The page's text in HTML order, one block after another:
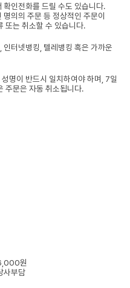
인전화를 드릴 수도 있습니다.
의의 주문 등 정상적인 주문이
또는 취소할 수 있습니다.
터넷뱅킹, 텔레뱅킹 혹은 가까운
명이 반드시 일치하여야 하며, 7일
주문은 자동 취소됩니다.
원
사부담